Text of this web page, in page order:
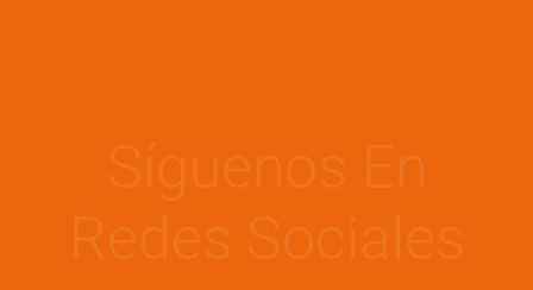
Síguenos En
Redes Sociales